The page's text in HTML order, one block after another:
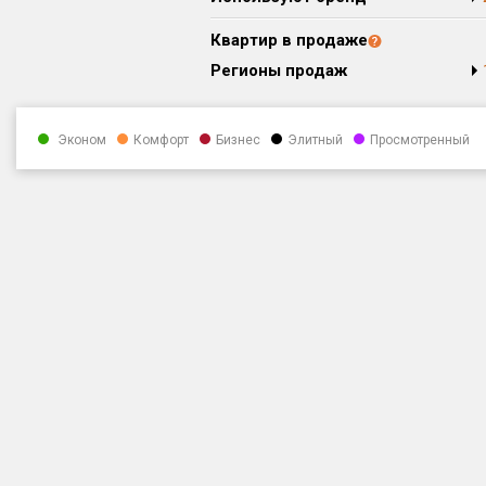
Квартир в продаже
Регионы продаж
Эконом Комфорт Бизнес Элитный Просмотренный